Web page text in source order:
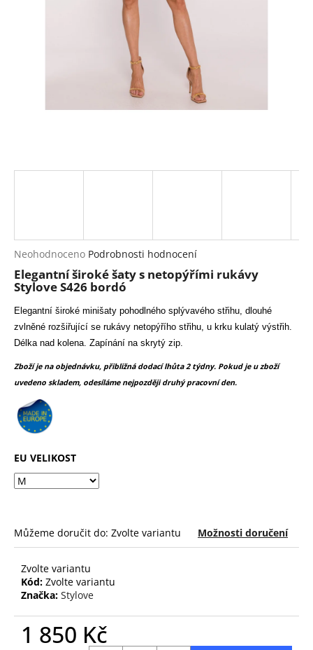
Průměrné
hodnocení
produktu
je
0,0
5
hvězdiček.
Neohodnoceno Podrobnosti hodnocení
Elegantní široké šaty s netopýřími rukávy
Stylove S426 bordó
Elegantní široké minišaty pohodlného splývavého střihu, dlouhé
zvlněné rozšiřující se rukávy netopýřího střihu, u krku kulatý výstřih.
Délka nad kolena. Zapínání na skrytý zip.
Zboží je na objednávku, přibližná dodací lhůta 2 týdny. Pokud je u zboží
uvedeno skladem, odesíláme nejpozději druhý pracovní den.
EU VELIKOST
Můžeme doručit do: Zvolte variantu Možnosti doručení
Zvolte variantu
Kód: Zvolte variantu
Značka: Stylove
1 850 Kč
o
p
o
r
č
u
j
e
m